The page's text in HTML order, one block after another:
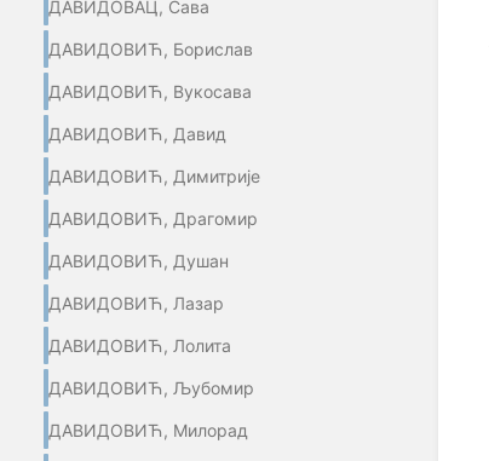
ДАВИДОВАЦ, Сава
ДАВИДОВИЋ, Борислав
ДАВИДОВИЋ, Вукосава
ДАВИДОВИЋ, Давид
ДАВИДОВИЋ, Димитрије
ДАВИДОВИЋ, Драгомир
ДАВИДОВИЋ, Душан
ДАВИДОВИЋ, Лазар
ДАВИДОВИЋ, Лолита
ДАВИДОВИЋ, Љубомир
ДАВИДОВИЋ, Милорад